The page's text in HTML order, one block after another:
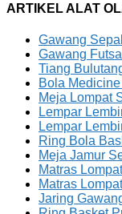
ARTIKEL ALAT
Gawang
Gawang
Tiang
Bola
Meja Lompat
Lempar
Lempar
Ring Bola
Meja Jamur
Matras
Matras
Jaring